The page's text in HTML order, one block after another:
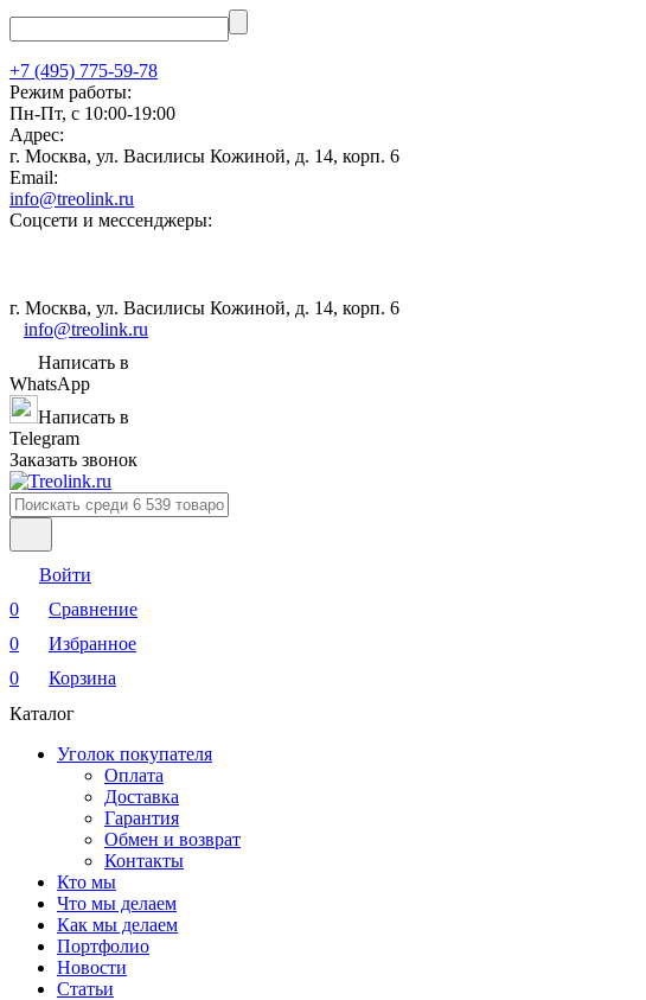
+7 (495) 775-59-78
Режим работы:
Пн-Пт, с 10:00-19:00
Адрес:
г. Москва, ул. Василисы Кожиной, д. 14, корп. 6
Email:
info@treolink.ru
Соцсети и мессенджеры:
г. Москва, ул. Василисы Кожиной, д. 14, корп. 6
info@treolink.ru
Написать в
WhatsApp
Написать в
Telegram
Заказать звонок
Войти
0
Сравнение
0
Избранное
0
Корзина
Каталог
Уголок покупателя
Оплата
Доставка
Гарантия
Обмен и возврат
Контакты
Кто мы
Что мы делаем
Как мы делаем
Портфолио
Новости
Статьи